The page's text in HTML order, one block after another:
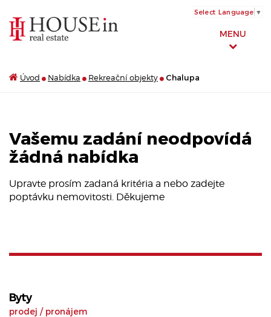
MENU
Select Language ▼
Úvod Nabídka Rekreační objekty Chalupa
Vašemu zadání neodpovídá
žádná nabídka
Upravte prosím zadaná kritéria a nebo zadejte
poptávku nemovitosti. Děkujeme
Byty
prodej / pronájem